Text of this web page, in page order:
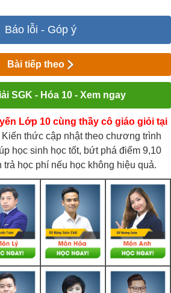
Báo lỗi - Góp ý
Bài tiếp theo
SGK - Hóa 10 - Xem ngay
Lớp 10 cùng thầy cô giáo giỏi tại
Kiến thức cập nhật theo chương trình
học sinh học tốt, bứt phá điểm 9,10
trả học phí nếu học không hiệu quả.